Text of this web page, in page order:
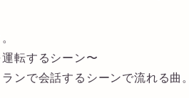
転するシーン〜
ンで会話するシーンで流れる曲。